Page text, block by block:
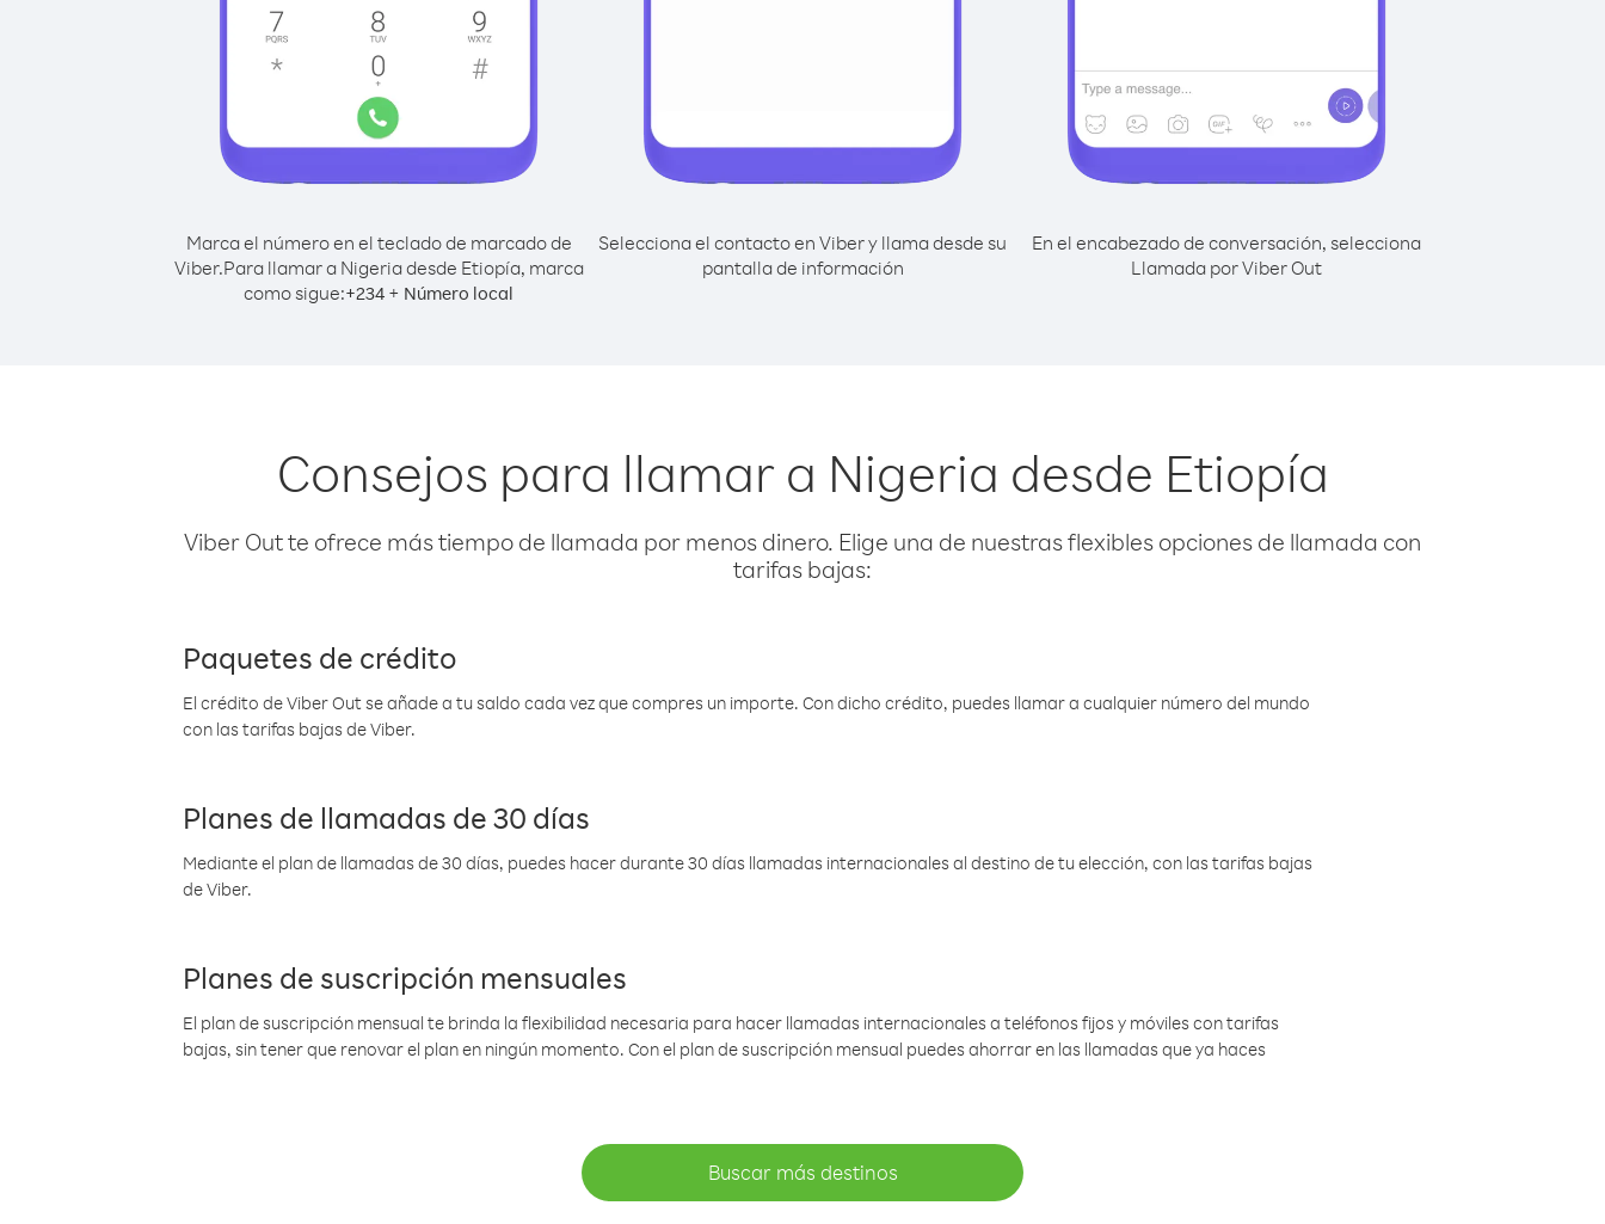
Marca el número en el teclado de marcado de
Viber.Para llamar a Nigeria desde Etiopía, marca
como sigue:+234 + Número local
Selecciona el contacto en Viber y llama desde su
pantalla de información
En el encabezado de conversación, selecciona
Llamada por Viber Out
Consejos para llamar a Nigeria desde Etiopía
Viber Out te ofrece más tiempo de llamada por menos dinero. Elige una de nuestras flexibles opciones de llamada con
tarifas bajas:
Paquetes de crédito
El crédito de Viber Out se añade a tu saldo cada vez que compres un importe. Con dicho crédito, puedes llamar a cualquier número del mundo
con las tarifas bajas de Viber.
Planes de llamadas de 30 días
Mediante el plan de llamadas de 30 días, puedes hacer durante 30 días llamadas internacionales al destino de tu elección, con las tarifas bajas
de Viber.
Planes de suscripción mensuales
El plan de suscripción mensual te brinda la flexibilidad necesaria para hacer llamadas internacionales a teléfonos fijos y móviles con tarifas
bajas, sin tener que renovar el plan en ningún momento. Con el plan de suscripción mensual puedes ahorrar en las llamadas que ya haces
Buscar más destinos